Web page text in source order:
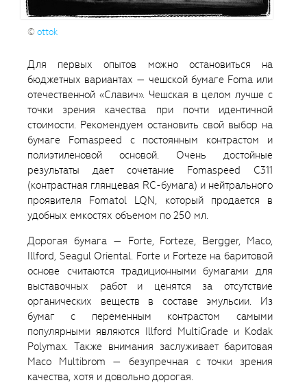
© ottok
Для первых опытов можно остановиться на
бюджетных вариантах — чешской бумаге Foma или
отечественной «Славич». Чешская в целом лучше с
точки зрения качества при почти идентичной
стоимости. Рекомендуем остановить свой выбор на
бумаге Fomaspeed с постоянным контрастом и
полиэтиленовой основой. Очень достойные
результаты дает сочетание Fomaspeed C311
(контрастная глянцевая RC-бумага) и нейтрального
проявителя Fomatol LQN, который продается в
удобных емкостях объемом по 250 мл.
Дорогая бумага — Forte, Forteze, Bergger, Maco,
Illford, Seagul Oriental. Forte и Forteze на баритовой
основе считаются традиционными бумагами для
выставочных работ и ценятся за отсутствие
органических веществ в составе эмульсии. Из
бумаг с переменным контрастом самыми
популярными являются Illford MultiGrade и Kodak
Polymax. Также внимания заслуживает баритовая
Maco Multibrom — безупречная с точки зрения
качества, хотя и довольно дорогая.